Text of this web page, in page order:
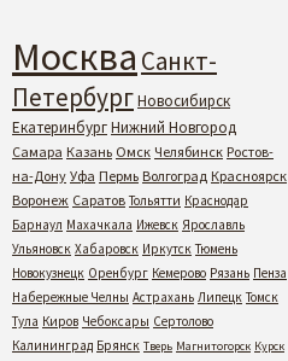
Москва Санкт-
ПетербургНовосибирск
ЕкатеринбургНижний Новгород
Самара Казань Омск Челябинск Ростов-
на-Дону Уфа Пермь Волгоград Красноярск
Воронеж Саратов Тольятти Краснодар
Барнаул Махачкала Ижевск Ярославль
Ульяновск Хабаровск Иркутск Тюмень
Новокузнецк Оренбург Кемерово Рязань Пенза
Набережные Челны Астрахань Липецк Томск
Тула Киров Чебоксары Сертолово
Калининград Брянск Тверь Магнитогорск Курск